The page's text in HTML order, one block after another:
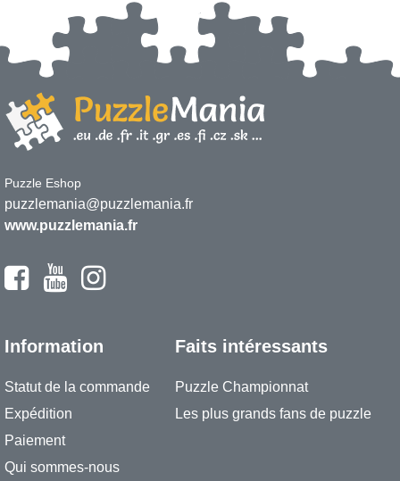
Puzzle Eshop
puzzlemania@puzzlemania.fr
www.puzzlemania.fr
Information
Statut de la commande
Expédition
Paiement
Qui sommes-nous
Faits intéressants
Puzzle Championnat
Les plus grands fans de puzzle